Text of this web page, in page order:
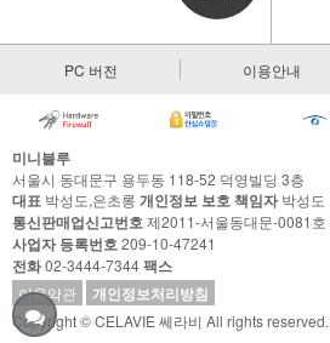
PC 버전 이용안내
미니블루
서울시 동대문구 용두동 118-52 덕영빌딩 3층
대표 박성도,은초롱 개인정보 보호 책임자박성도
통신판매업신고번호제2011-서울동대문-0081호
사업자 등록번호209-10-47241
전화02-3444-7344팩스
이용약관 개인정보처리방침
Copyright © CELAVIE 쎄라비 All rights reserved.